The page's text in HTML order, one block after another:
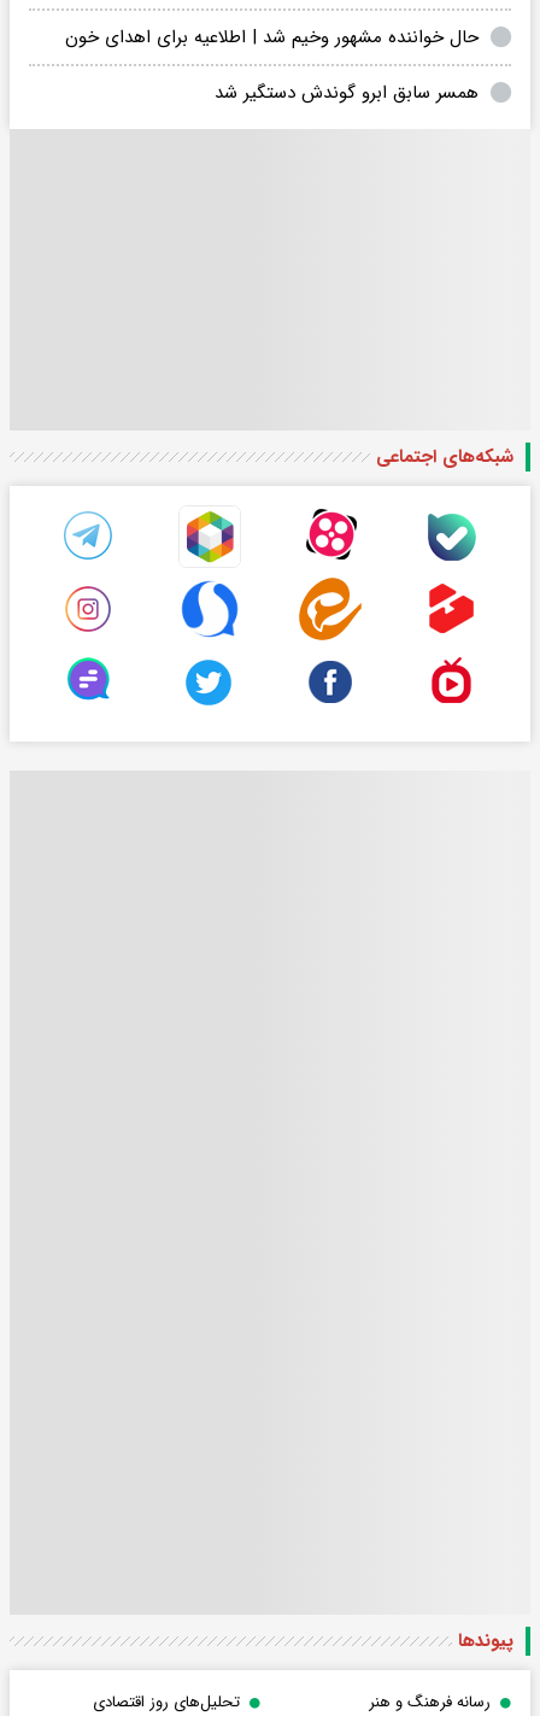
حال خواننده مشهور وخیم شد | اطلاعیه برای اهدای خون
همسر سابق ابرو گوندش دستگیر شد
شبکه‌های اجتماعی
پیوندها
رسانه فرهنگ و هنر
تحلیل‌های روز اقتصادی